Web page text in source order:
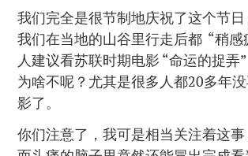
我们完全是很节制地庆祝了这个节
我们在当地的山谷里行走后都 “稍感
人建议看苏联时期电影 “命运的捉弄
为啥不呢？尤其是很多人都20多年
影了。
你们注意了，我可是相当关注着这事